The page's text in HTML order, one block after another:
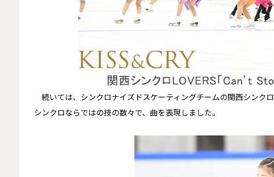
続いては、シンクロナイズドスケーティングチームの関西シンク
シンクロならではの技の数々で、曲を表現しました。